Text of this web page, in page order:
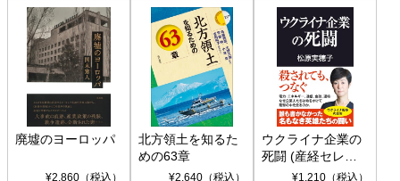
廃墟のヨーロッパ
¥2,860（税込）
北方領土を知るた
めの63章
¥2,640（税込）
ウクライナ企業の
死闘 (産経セレク
ト S 039)¥1,210（税込）